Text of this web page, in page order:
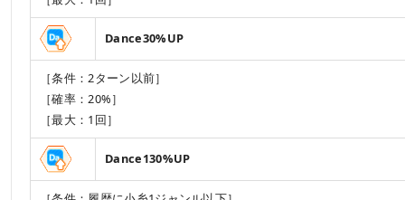
Dance30%UP
［条件：2ターン以前］
［確率：20%］
［最大：1回］
Dance130%UP